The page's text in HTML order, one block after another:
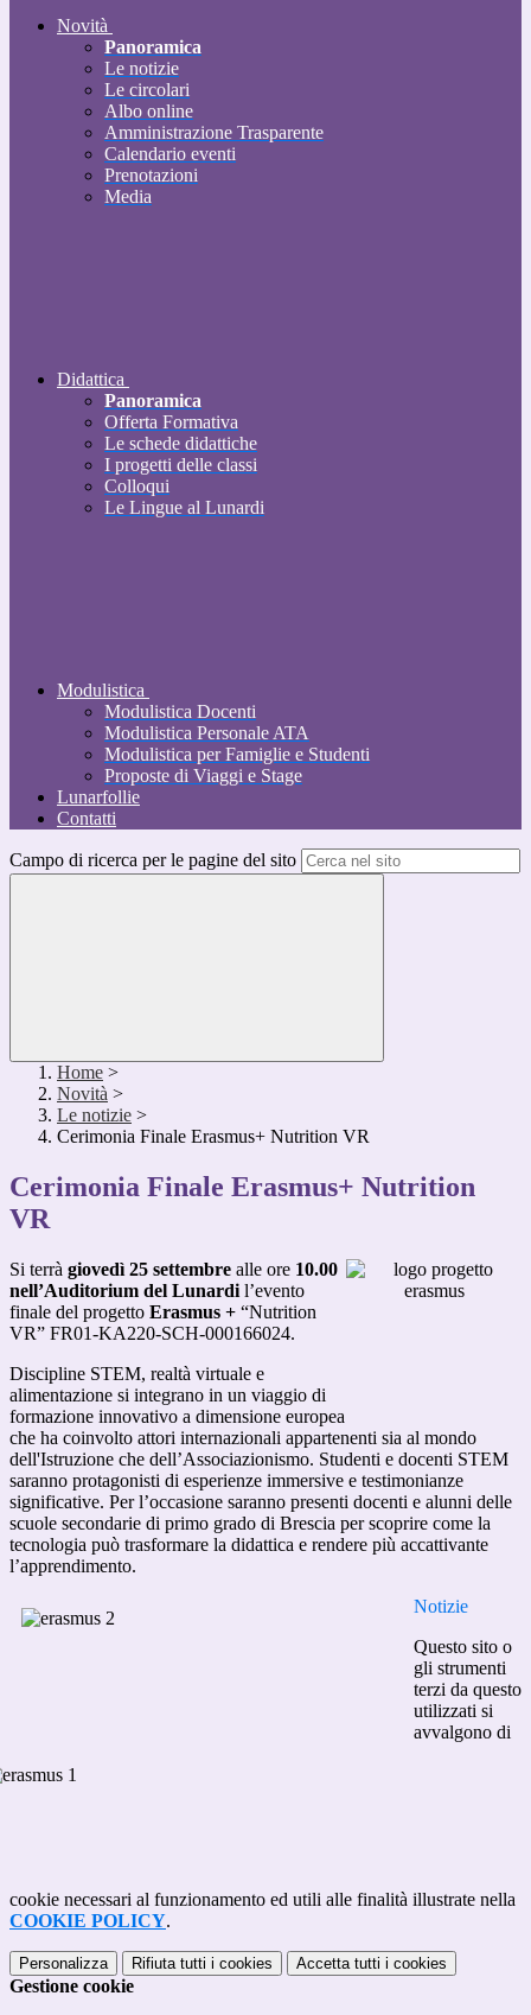
Novità
Panoramica
Le notizie
Le circolari
Albo online
Amministrazione Trasparente
Calendario eventi
Prenotazioni
Media
Didattica
Panoramica
Offerta Formativa
Le schede didattiche
I progetti delle classi
Colloqui
Le Lingue al Lunardi
Modulistica
Modulistica Docenti
Modulistica Personale ATA
Modulistica per Famiglie e Studenti
Proposte di Viaggi e Stage
Lunarfollie
Contatti
Campo di ricerca per le pagine del sito
Home >
Novità >
Le notizie >
Cerimonia Finale Erasmus+ Nutrition VR
Cerimonia Finale Erasmus+ Nutrition
VR
Si terrà giovedì 25 settembre alle ore 10.00
nell’Auditorium del Lunardi l’evento
finale del progetto Erasmus + “Nutrition
VR” FR01-KA220-SCH-000166024.
Discipline STEM, realtà virtuale e
alimentazione si integrano in un viaggio di
formazione innovativo a dimensione europea
che ha coinvolto attori internazionali appartenenti sia al mondo
dell'Istruzione che dell’Associazionismo. Studenti e docenti STEM
saranno protagonisti di esperienze immersive e testimonianze
significative. Per l’occasione saranno presenti docenti e alunni delle
scuole secondarie di primo grado di Brescia per scoprire come la
tecnologia può trasformare la didattica e rendere più accattivante
l’apprendimento.
Notizie
Questo sito o
gli strumenti
terzi da questo
utilizzati si
avvalgono di
cookie necessari al funzionamento ed utili alle finalità illustrate nella
COOKIE POLICY.
Personalizza Rifiuta tutti i cookies Accetta tutti i cookies
Gestione cookie